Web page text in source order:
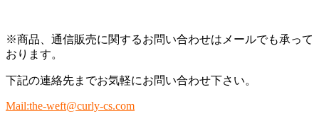
※商品、通信販売に関するお問い合わせはメールでも承って
おります。
下記の連絡先までお気軽にお問い合わせ下さい。
Mail:the-weft@curly-cs.com